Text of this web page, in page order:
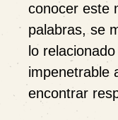
conocer este
palabras, se
lo
impenetrable
encontrar